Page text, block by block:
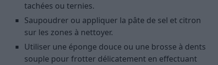
tachées ou ternies.
Saupoudrer ou appliquer la pâte de sel et citron
sur les zones à nettoyer.
Utiliser une éponge douce ou une brosse à dents
souple pour frotter délicatement en effectuant